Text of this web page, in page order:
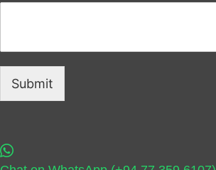
Submit